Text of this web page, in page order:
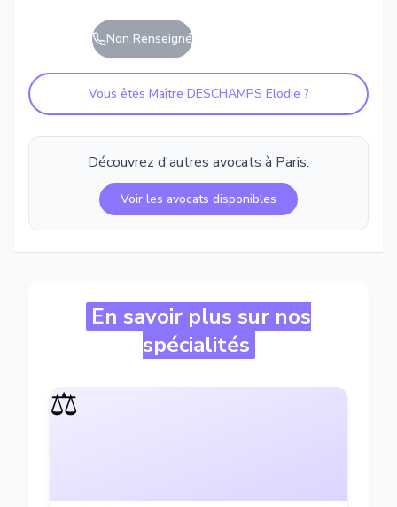
Non Renseigné
Vous êtes Maître DESCHAMPS Elodie ?
Découvrez d'autres avocats à Paris.
Voir les avocats disponibles
En savoir plus sur nos
spécialités
⚖️